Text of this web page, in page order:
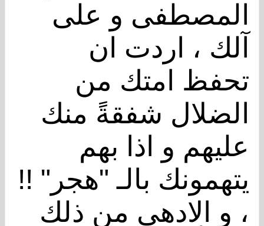
المصطفى و على
آلك ، اردت ان
تحفظ امتك من
الضلال شفقةً منك
عليهم و اذا بهم
يتهمونك بالـ "هجر" !!
، و الادهى من ذلك